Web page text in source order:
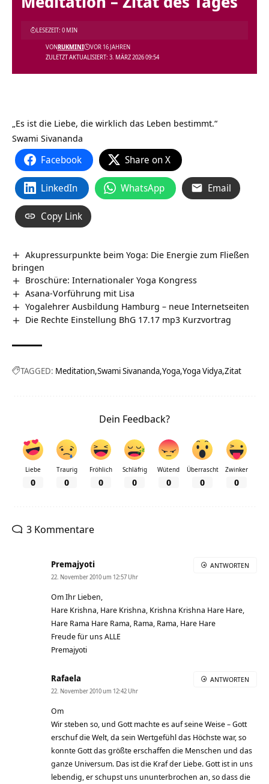
ZULETZT AKTUALISIERT: 3. MÄRZ 2026 09:54
VONRUKMINI VOR 16 JAHREN
LESEZEIT: 0 MIN
„Es ist die Liebe, die wirklich das Leben bestimmt.“
Swami Sivananda
Facebook Share on X
LinkedIn WhatsApp Email
Copy Link
Akupressurpunkte beim Yoga: Die Energie zum Fließen
bringen
Broschüre: Internationaler Yoga Kongress
Asana-Vorführung mit Lisa
Yogalehrer Ausbildung Hamburg – neue Internetseiten
Die Rechte Einstellung BhG 17.17 mp3 Kurzvortrag
TAGGED: Meditation Swami Sivananda Yoga Yoga Vidya Zitat
Dein Feedback?
Liebe
0
Traurig
0
Fröhlich
0
Schläfrig
0
Wütend
0
Überrascht
0
Zwinker
0
3 Kommentare
Premajyoti
22. November 2010 um 12:57 Uhr
Om Ihr Lieben,
Hare Krishna, Hare Krishna, Krishna Krishna Hare Hare,
Hare Rama Hare Rama, Rama, Rama, Hare Hare
Freude für uns ALLE
Premajyoti
ANTWORTEN
Rafaela
22. November 2010 um 12:42 Uhr
Om
Wir steben so, und Gott machte es auf seine Weise – Gott
erschuf die Welt, da sein Wertgefühl das Höchste war, so
konnte Gott das größte erschaffen die Menschen und das
ganze Universum. Das ist die Kraf der Liebe. Gott ist in uns
lebendig, er schupst uns ununterbrochen an, so dass die
ANTWORTEN